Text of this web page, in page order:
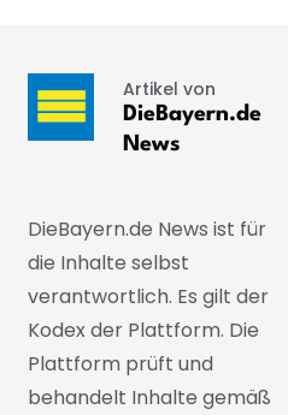
Artikel von
DieBayern.de
News
DieBayern.de News ist für
die Inhalte selbst
verantwortlich. Es gilt der
Kodex der Plattform. Die
Plattform prüft und
behandelt Inhalte gemäß